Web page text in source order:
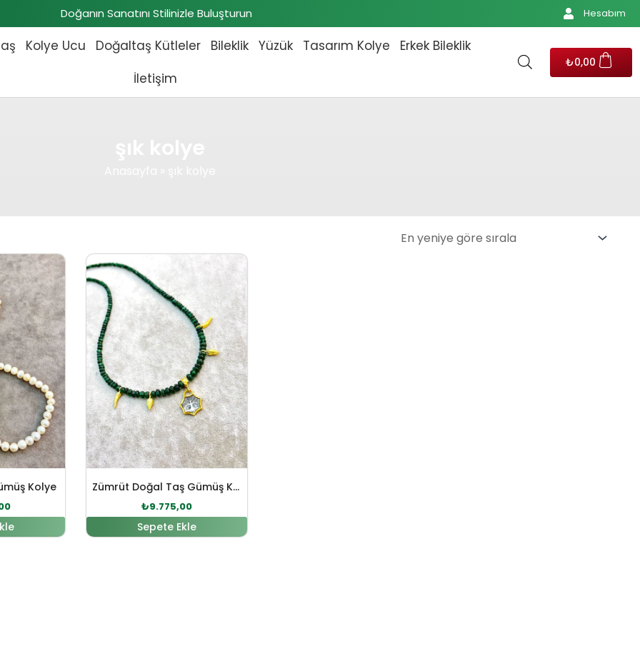
Doğanın Sanatını Stilinizle Buluşturun Hesabım
Kolye Ucu Doğaltaş Kütleler Bileklik Yüzük Tasarım Kolye
Erkek Bileklik
İletişim
₺0,00
Kolye
₺6.000,00.
Şu andaki fiyat: ₺5.900,00.
Zümrüt Doğal Taş Gümüş Kolye
Orijinal fiyat: ₺10.718,00.
₺9.775,00
Şu andaki fiyat: ₺9.775,00.
Sepete Ekle